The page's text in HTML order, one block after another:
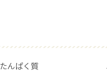
たんぱく質